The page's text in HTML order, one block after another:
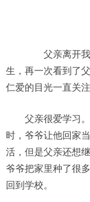
父亲离开我
生，再一次看到了
仁爱的目光一直关注
父亲很爱学习
时，爷爷让他回家
活，但是父亲还想
爷爷把家里种了很
回到学校。